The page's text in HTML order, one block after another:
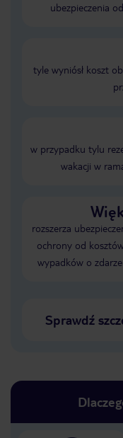
ubezpieczenia
tyle wyniósł koszt
w przypadku tylu
wakacji w
rozszerza
ochrony od
wypadków o
Sprawdź